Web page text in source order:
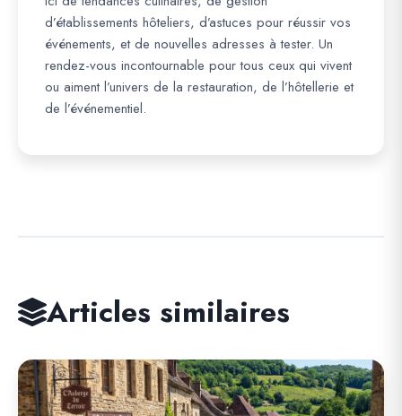
d’établissements hôteliers, d’astuces pour réussir vos
événements, et de nouvelles adresses à tester. Un
rendez-vous incontournable pour tous ceux qui vivent
ou aiment l’univers de la restauration, de l’hôtellerie et
de l’événementiel.
Articles similaires